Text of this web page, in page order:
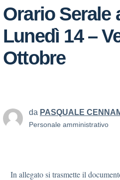
Orario Serale
Lunedì 14 –
Ottobre
da PASQUALE
Personale amministrativo
In allegato si trasmette il